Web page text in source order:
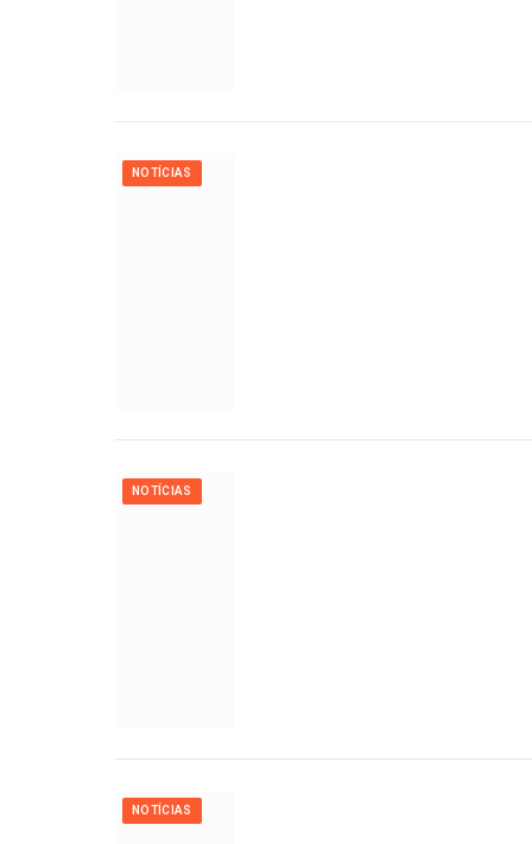
NOTÍCIAS
NOTÍCIAS
NOTÍCIAS